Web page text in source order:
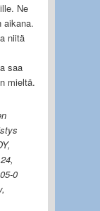
Ne
aikana.
niitä
saa
mieltä.
0